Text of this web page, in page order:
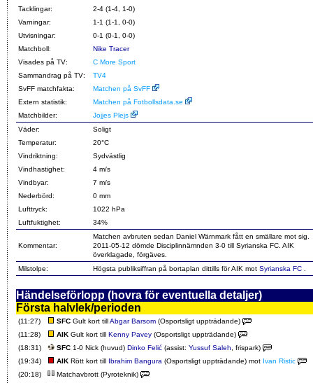
Tacklingar:
2-4 (1-4, 1-0)
Varningar:
1-1 (1-1, 0-0)
Utvisningar:
0-1 (0-1, 0-0)
Matchboll:
Nike Tracer
Visades på TV:
C More Sport
Sammandrag på TV:
TV4
SvFF matchfakta:
Matchen på SvFF
Extern statistik:
Matchen på Fotbollsdata.se
Matchbilder:
Jojjes Plejs
Väder:
Soligt
Temperatur:
20°C
Vindriktning:
Sydvästlig
Vindhastighet:
4 m/s
Vindbyar:
7 m/s
Nederbörd:
0 mm
Lufttryck:
1022 hPa
Luftfuktighet:
34%
Kommentar:
Matchen avbruten sedan Daniel Wärnmark fått en smällare mot sig.
2011-05-12 dömde Disciplinnämnden 3-0 till Syrianska FC. AIK
överklagade, förgäves.
Milstolpe:
Högsta publiksiffran på bortaplan dittills för AIK mot Syrianska FC .
Händelseförlopp (hovra för eventuella detaljer)
Första halvlek/perioden
(11:27) SFC Gult kort tillAbgar Barsom (Osportsligt uppträdande)
(11:28)
AIK Gult kort till Kenny Pavey (Osportsligt uppträdande)
(18:31)
SFC 1-0 Nick (huvud) Dinko Felić (assist: Yussuf Saleh, frispark)
(19:34)
AIK Rött kort till Ibrahim Bangura (Osportsligt uppträdande) mot Ivan Ristic
(20:18)
Matchavbrott (Pyroteknik)